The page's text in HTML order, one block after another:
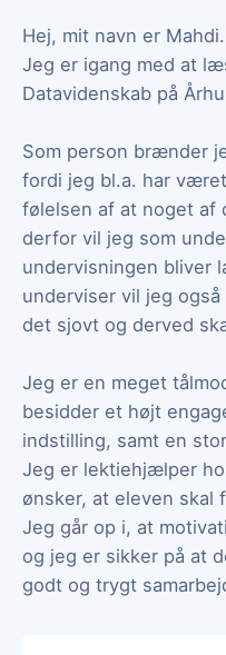
Hej, mit navn er Mahdi.
Jeg er igang med at
Datavidenskab på
Som person brænder
fordi jeg bl.a. har
følelsen af at noget
derfor vil jeg som
undervisningen bliver
underviser vil jeg
det sjovt og derved
Jeg er en meget
besidder et højt
indstilling, samt en
Jeg er lektiehjælper
ønsker, at eleven skal
Jeg går op i, at
og jeg er sikker på at
godt og trygt